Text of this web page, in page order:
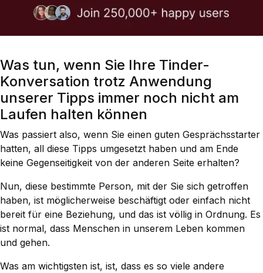
Was tun, wenn Sie Ihre Tinder-
Konversation trotz Anwendung
unserer Tipps immer noch nicht am
Laufen halten können
Was passiert also, wenn Sie einen guten Gesprächsstarter
hatten, all diese Tipps umgesetzt haben und am Ende
keine Gegenseitigkeit von der anderen Seite erhalten?
Nun, diese bestimmte Person, mit der Sie sich getroffen
haben, ist möglicherweise beschäftigt oder einfach nicht
bereit für eine Beziehung, und das ist völlig in Ordnung. Es
ist normal, dass Menschen in unserem Leben kommen
und gehen.
Was am wichtigsten ist, ist, dass es so viele andere